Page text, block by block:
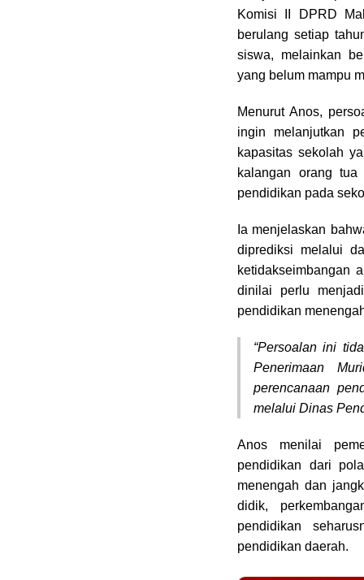
o
k
s
p
p
a
m
Komisi II DPRD
berulang setiap
siswa, melainkan
yang belum mampu
Menurut Anos,
ingin melanjutkan
kapasitas sekolah
kalangan orang
pendidikan pada
Ia menjelaskan
diprediksi melalui
ketidakseimbangan
dinilai perlu
pendidikan
“Persoalan ini
Penerimaan
perencanaan
melalui Dinas
Anos menilai
pendidikan dari
menengah dan
didik,
pendidikan
pendidikan daerah.